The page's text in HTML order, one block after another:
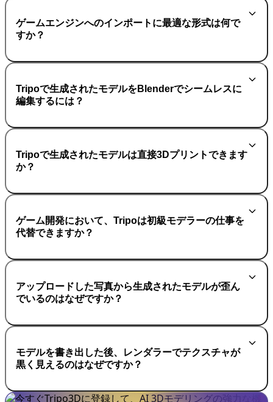
ゲームエンジンへのインポートに最適な形式は何で
すか？
Tripoで生成されたモデルをBlenderでシームレスに
編集するには？
Tripoで生成されたモデルは直接3Dプリントできます
か？
ゲーム開発において、Tripoは初級モデラーの仕事を
代替できますか？
アップロードした写真から生成されたモデルが歪ん
でいるのはなぜですか？
モデルを書き出した後、レンダラーでテクスチャが
黒く見えるのはなぜですか？